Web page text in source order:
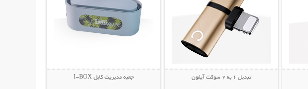
تبدیل 1 به 2 سوکت آیفون جعبه مدیریت کابل I-BOX